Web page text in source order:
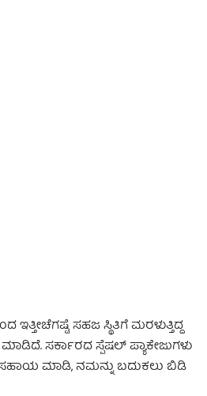
ಸಹಜ ಸ್ಥಿತಿಗೆ ಮರಳುತ್ತಿದ್ದ
ಸರ್ಕಾರದ ಸ್ಪೆಷಲ್‌ ಪ್ಯಾಕೇಜುಗಳು
ಸಹಾಯ ಮಾಡಿ, ನಮನ್ನು ಬದುಕಲು ಬಿಡಿ